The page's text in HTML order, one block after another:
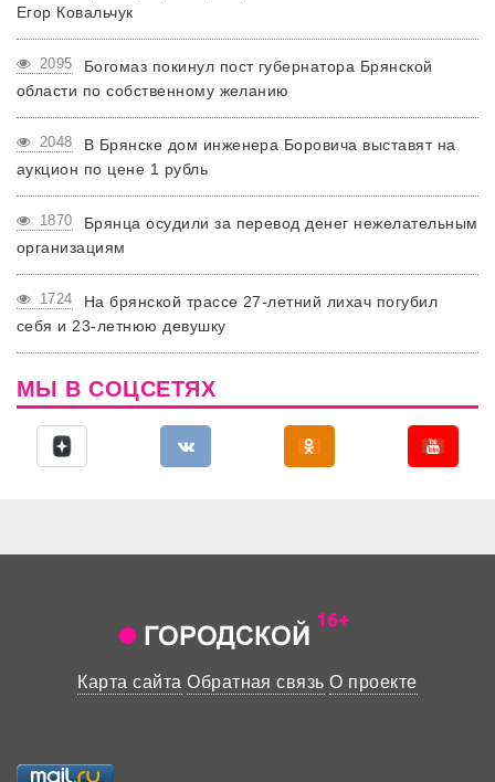
Егор Ковальчук
2095
Богомаз покинул пост губернатора Брянской
области по собственному желанию
2048
В Брянске дом инженера Боровича выставят на
аукцион по цене 1 рубль
1870
Брянца осудили за перевод денег нежелательным
организациям
1724
На брянской трассе 27-летний лихач погубил
себя и 23-летнюю девушку
МЫ В СОЦСЕТЯХ
Карта сайта Обратная связь О проекте